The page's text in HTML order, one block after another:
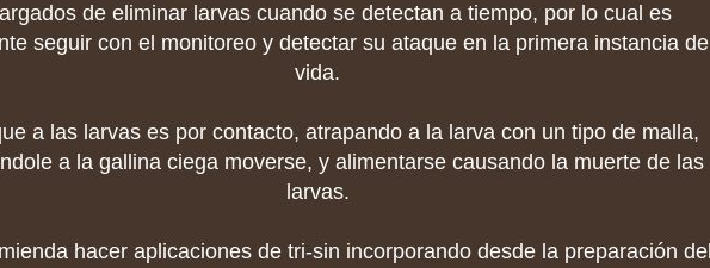
de eliminar larvas cuando se detectan a tiempo, por lo cual es
seguir con el monitoreo y detectar su ataque en la primera instancia de
vida.
a las larvas es por contacto, atrapando a la larva con un tipo de malla,
a la gallina ciega moverse, y alimentarse causando la muerte de las
larvas.
hacer aplicaciones de tri-sin incorporando desde la preparación del